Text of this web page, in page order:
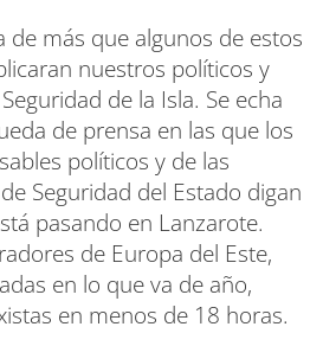
de más que algunos de estos
nuestros políticos y
de la Isla. Se echa
de prensa en las que los
políticos y de las
Seguridad del Estado digan
pasando en Lanzarote.
de Europa del Este,
en lo que va de año,
en menos de 18 horas.